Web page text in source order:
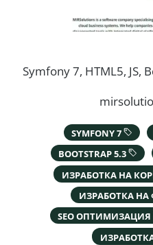
Symfony 7, HTML5, JS,
SYMFONY 7
BOOTSTRAP 5.3
ИЗРАБОТКА НА
ИЗРАБОТКА
SEO ОПТИМИЗАЦИЯ